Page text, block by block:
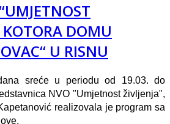
KOTORA DOMU
U RISNU
sreće u periodu od 19.03. do
NVO "Umjetnost življenja",
realizovala je program sa